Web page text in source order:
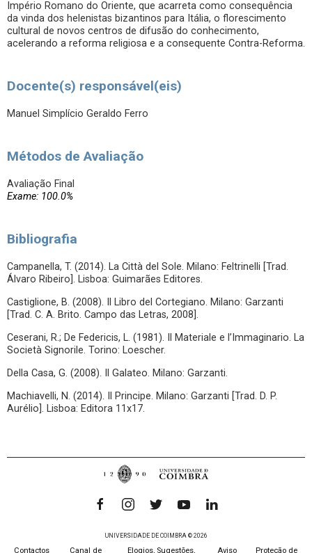
Império Romano do Oriente, que acarreta como consequência
da vinda dos helenistas bizantinos para Itália, o florescimento
cultural de novos centros de difusão do conhecimento,
acelerando a reforma religiosa e a consequente Contra-Reforma.
Docente(s) responsável(eis)
Manuel Simplício Geraldo Ferro
Métodos de Avaliação
Avaliação Final
Exame: 100.0%
Bibliografia
Campanella, T. (2014). La Città del Sole. Milano: Feltrinelli [Trad.
Álvaro Ribeiro]. Lisboa: Guimarães Editores.
Castiglione, B. (2008). Il Libro del Cortegiano. Milano: Garzanti
[Trad. C. A. Brito. Campo das Letras, 2008].
Ceserani, R.; De Federicis, L. (1981). Il Materiale e l’Immaginario. La
Società Signorile. Torino: Loescher.
Della Casa, G. (2008). Il Galateo. Milano: Garzanti.
Machiavelli, N. (2014). Il Principe. Milano: Garzanti [Trad. D. P.
Aurélio]. Lisboa: Editora 11x17.
UNIVERSIDADE DE COIMBRA © 2026
Contactos Canal de Elogios, Sugestões, Aviso Proteção de